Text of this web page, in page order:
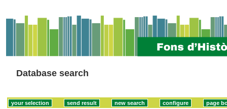
Database search